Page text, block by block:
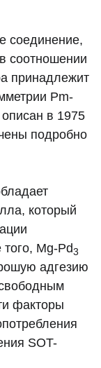
соединение,
соотношении
принадлежит
Pm-
в 1975
подробно
который
Mg-Pd3
адгезию
факторы
SOT-